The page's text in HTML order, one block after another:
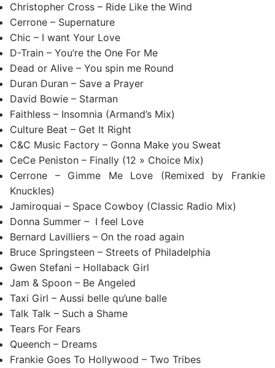
Christopher Cross – Ride Like the Wind
Cerrone – Supernature
Chic – I want Your Love
D-Train – You’re the One For Me
Dead or Alive – You spin me Round
Duran Duran – Save a Prayer
David Bowie – Starman
Faithless – Insomnia (Armand’s Mix)
Culture Beat – Get It Right
C&C Music Factory – Gonna Make you Sweat
CeCe Peniston – Finally (12 » Choice Mix)
Cerrone – Gimme Me Love (Remixed by Frankie
Knuckles)
Jamiroquai – Space Cowboy (Classic Radio Mix)
Donna Summer – I feel Love
Bernard Lavilliers – On the road again
Bruce Springsteen – Streets of Philadelphia
Gwen Stefani – Hollaback Girl
Jam & Spoon – Be Angeled
Taxi Girl – Aussi belle qu’une balle
Talk Talk – Such a Shame
Tears For Fears
Queench – Dreams
Frankie Goes To Hollywood – Two Tribes